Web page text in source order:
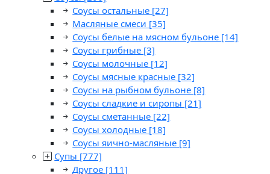
Соусы остальные [27]
Масляные смеси [35]
Соусы белые на мясном бульоне [14]
Соусы грибные [3]
Соусы молочные [12]
Соусы мясные красные [32]
Соусы на рыбном бульоне [8]
Соусы сладкие и сиропы [21]
Соусы сметанные [22]
Соусы холодные [18]
Соусы яично-масляные [9]
Супы [777]
Другое [111]